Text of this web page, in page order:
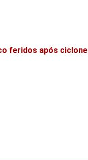
feridos após ciclone